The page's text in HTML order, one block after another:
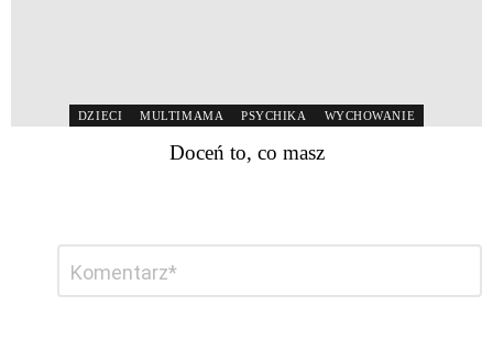
DZIECI MULTIMAMA PSYCHIKA WYCHOWANIE
Doceń to, co masz
komentarz